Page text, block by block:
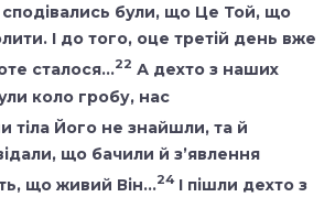
були, що Це Той, що
І до того, оце третій день вже
сталося…22 А дехто з наших
коло гробу, нас
тіла Його не знайшли, та й
що бачили й з’явлення
що живий Він…24І пішли дехто з